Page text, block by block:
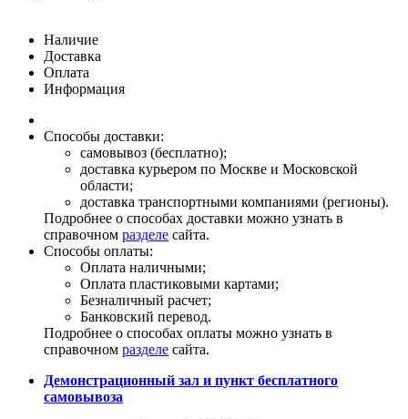
Наличие
Доставка
Оплата
Информация
Способы доставки:
самовывоз (бесплатно);
доставка курьером по Москве и Московской
области;
доставка транспортными компаниями (регионы).
Подробнее о способах доставки можно узнать в
справочном разделе сайта.
Способы оплаты:
Оплата наличными;
Оплата пластиковыми картами;
Безналичный расчет;
Банковский перевод.
Подробнее о способах оплаты можно узнать в
справочном разделе сайта.
Демонстрационный зал и пункт бесплатного
самовывоза